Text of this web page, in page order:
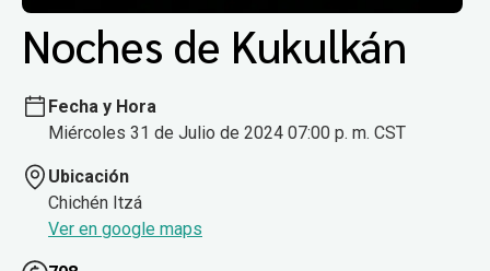
Noches de Kukulkán
Fecha y Hora
Miércoles 31 de Julio de 2024 07:00 p. m. CST
Ubicación
Chichén Itzá
Ver en google maps